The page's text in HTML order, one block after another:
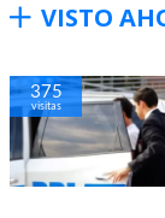
VISTO
375
visitas